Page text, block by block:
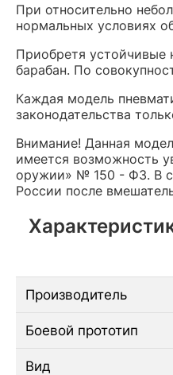
При относительно
нормальных условиях
Приобретя устойчивые
барабан. По
Каждая модель
законодательства
Внимание! Данная
имеется возможность
оружии» № 150 - ФЗ. В
России после
Производитель
Боевой прототип
Вид